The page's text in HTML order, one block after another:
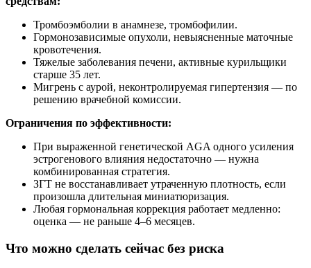
Тромбоэмболии в анамнезе, тромбофилии.
Гормонозависимые опухоли, невыясненные маточные
кровотечения.
Тяжелые заболевания печени, активные курильщики
старше 35 лет.
Мигрень с аурой, неконтролируемая гипертензия — по
решению врачебной комиссии.
Ограничения по эффективности:
При выраженной генетической AGA одного усиления
эстрогенового влияния недостаточно — нужна
комбинированная стратегия.
ЗГТ не восстанавливает утраченную плотность, если
произошла длительная миниатюризация.
Любая гормональная коррекция работает медленно:
оценка — не раньше 4–6 месяцев.
Что можно сделать сейчас без риска